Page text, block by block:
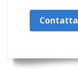
Contatta